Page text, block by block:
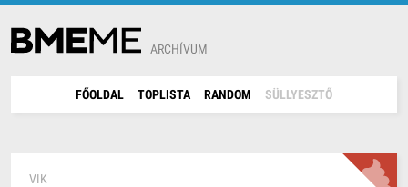
ARCHÍVUM
FŐOLDAL TOPLISTA RANDOM SÜLLYESZTŐ
VIK